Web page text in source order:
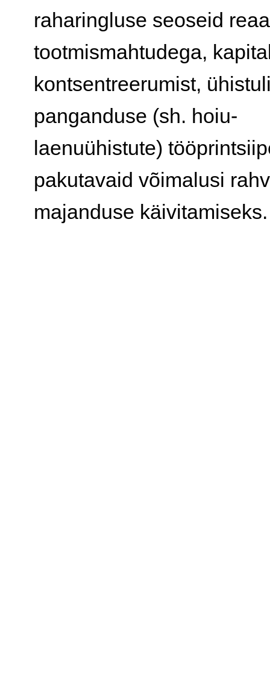
raharingluse seoseid
tootmismahtudega,
kontsentreerumist,
panganduse (sh. hoiu-
laenuühistute)
pakutavaid võimalusi
majanduse